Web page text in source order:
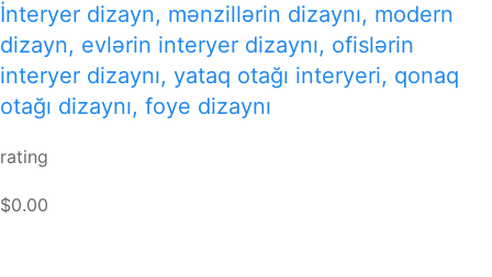
İnteryer dizayn, mənzillərin dizaynı, modern
dizayn, evlərin interyer dizaynı, ofislərin
interyer dizaynı, yataq otağı interyeri, qonaq
otağı dizaynı, foye dizaynı
rating
$0.00